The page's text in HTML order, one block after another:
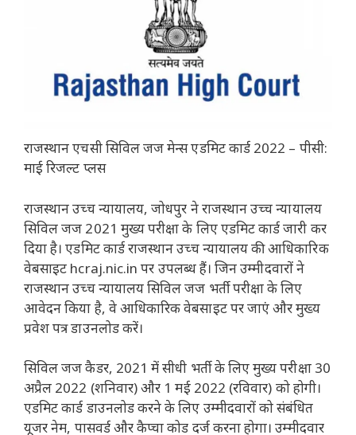
राजस्थान एचसी सिविल जज मेन्स एडमिट कार्ड 2022 – पीसी:
माई रिजल्ट प्लस
राजस्थान उच्च न्यायालय, जोधपुर ने राजस्थान उच्च न्यायालय
सिविल जज 2021 मुख्य परीक्षा के लिए एडमिट कार्ड जारी कर
दिया है। एडमिट कार्ड राजस्थान उच्च न्यायालय की आधिकारिक
वेबसाइट hcraj.nic.in पर उपलब्ध हैं। जिन उम्मीदवारों ने
राजस्थान उच्च न्यायालय सिविल जज भर्ती परीक्षा के लिए
आवेदन किया है, वे आधिकारिक वेबसाइट पर जाएं और मुख्य
प्रवेश पत्र डाउनलोड करें।
सिविल जज कैडर, 2021 में सीधी भर्ती के लिए मुख्य परीक्षा 30
अप्रैल 2022 (शनिवार) और 1 मई 2022 (रविवार) को होगी।
एडमिट कार्ड डाउनलोड करने के लिए उम्मीदवारों को संबंधित
यूजर नेम, पासवर्ड और कैप्चा कोड दर्ज करना होगा। उम्मीदवार